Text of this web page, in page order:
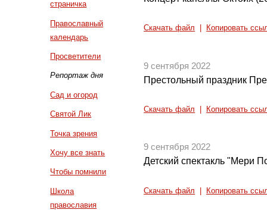
страничка
Православный
календарь
Просветители
Репортаж дня
Сад и огород
Святой Лик
Точка зрения
Хочу все знать
Чтобы помнили
Школа
православия
Скачать файл Копировать
9 сентября 2022
Престольный праздник
Скачать файл Копировать
9 сентября 2022
Детский спектакль "Мери
Скачать файл Копировать